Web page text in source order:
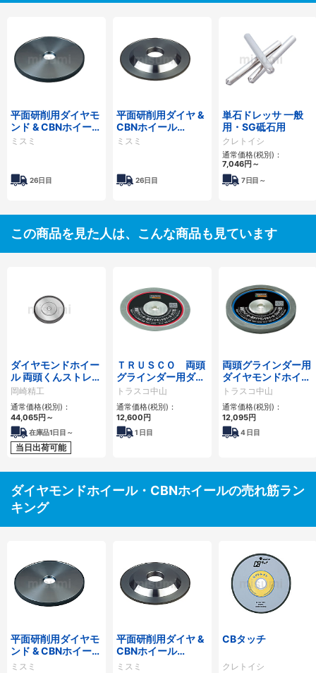
平面研削用ダイヤモ
ンド & CBNホイール
1A1タイプ
ミスミ
26日目
平面研削用ダイヤ &
CBNホイール
3A1/14A1タイプ
ミスミ
26日目
単石ドレッサ 一般
用・SG砥石用
クレトイシ
通常価格(税別)：
7,046円 ～
7日目～
この商品を見た人は、こんな商品も見ています
ダイヤモンドホイー
ル 両頭くんストレー
ト型
岡崎精工
通常価格(税別)：
44,065円 ～
在庫品1日目～
当日出荷可能
ＴＲＵＳＣＯ 両頭
グラインダー用ダイ
ヤモンドホイール
トラスコ中山
通常価格(税別)：
12,600円
1 日目
両頭グラインダー用
ダイヤモンドホイー
ル TDH-125S
トラスコ中山
通常価格(税別)：
12,095円
4日目
ダイヤモンドホイール・CBNホイールの売れ筋ラン
キング
平面研削用ダイヤモ
ンド & CBNホイール
1A1タイプ
ミスミ
平面研削用ダイヤ &
CBNホイール
3A1/14A1タイプ
ミスミ
CBタッチ
クレトイシ